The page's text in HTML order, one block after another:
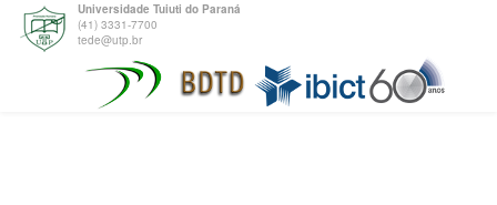
Universidade Tuiuti do Paraná
(41) 3331-7700
tede@utp.br